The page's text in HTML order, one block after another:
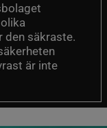
den säkraste.
är inte